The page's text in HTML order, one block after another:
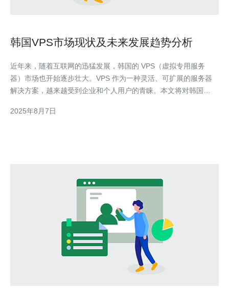
韩国VPS市场现状及未来发展趋势分析
近年来，随着互联网的迅猛发展，韩国的 VPS（虚拟专用服务
器）市场也开始逐步壮大。VPS 作为一种灵活、可扩展的服务器
解决方案，越来越受到企业和个人用户的青睐。本文将对韩国
来看韩国 VPS 市场的现状。目前，韩国的 VPS 服务提供商数量不
2025年8月7日